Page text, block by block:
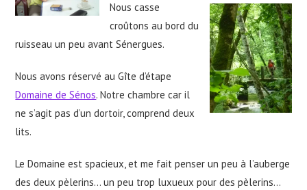
Nous casse
croûtons au bord du
ruisseau un peu avant Sénergues.
Nous avons réservé au Gîte d’étape
Domaine de Sénos. Notre chambre car il
ne s’agit pas d’un dortoir, comprend deux
lits.
Le Domaine est spacieux, et me fait penser un peu à l’auberge
des deux pèlerins… un peu trop luxueux pour des pèlerins…